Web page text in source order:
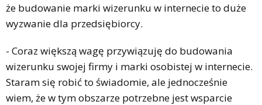
że budowanie marki wizerunku w internecie to duże
wyzwanie dla przedsiębiorcy.
- Coraz większą wagę przywiązuję do budowania
wizerunku swojej firmy i marki osobistej w internecie.
Staram się robić to świadomie, ale jednocześnie
wiem, że w tym obszarze potrzebne jest wsparcie